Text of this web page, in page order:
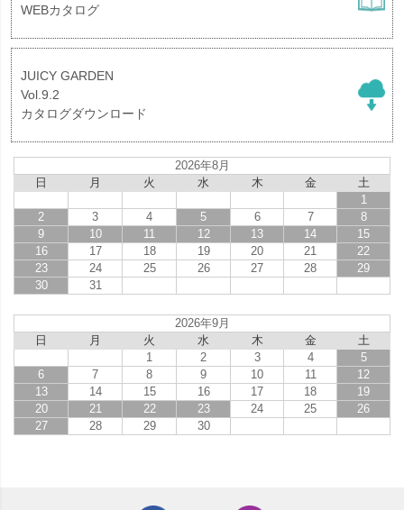
WEBカタログ
JUICY GARDEN
Vol.9.2
カタログダウンロード
2026年8月
日
月 火 水 木 金
土
1
2
3 4 5 6 7
8
9
10 11 12 13 14
15
16
17 18 19 20 21
22
23
24 25 26 27 28
29
30
31
2026年9月
日
月 火 水 木 金
土
1
2 3 4
5
6
7 8 9 10 11
12
13
14 15 16 17 18
19
20
21 22 23 24 25
26
27
28 29 30